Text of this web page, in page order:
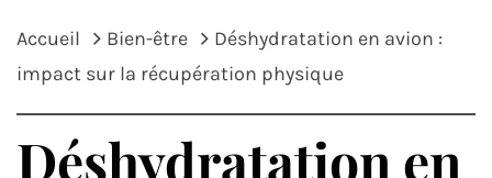
Accueil Bien-être
Déshydratation en avion :
impact sur la récupération physique
Déshydratation en